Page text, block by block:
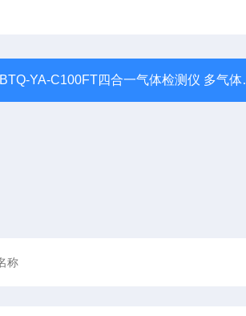
BTQ-YA-C100FT四合一气体检测仪 多气体探测器 浓度报警